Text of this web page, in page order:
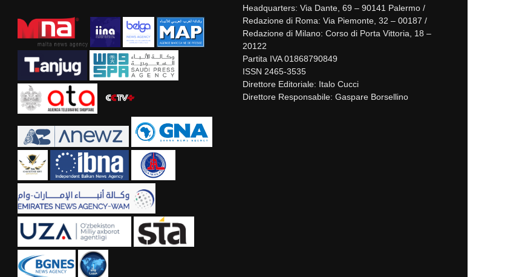
Headquarters: Via Dante, 69 – 90141 Palermo /
Redazione di Roma: Via Piemonte, 32 – 00187 /
Redazione di Milano: Corso di Porta Vittoria, 18 –
20122
Partita IVA 01868790849
ISSN 2465-3535
Direttore Editoriale: Italo Cucci
Direttore Responsabile: Gaspare Borsellino